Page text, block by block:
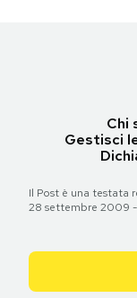
Chi
Gestisci
Il Post è una testata
28 settembre 2009 -